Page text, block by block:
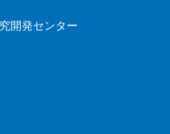
開発センター